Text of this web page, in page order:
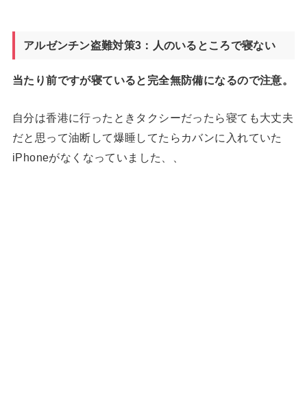
アルゼンチン盗難対策3：人のいるところで寝ない
当たり前ですが寝ていると完全無防備になるので注意。
自分は香港に行ったときタクシーだったら寝ても大丈夫
だと思って油断して爆睡してたらカバンに入れていた
iPhoneがなくなっていました、、